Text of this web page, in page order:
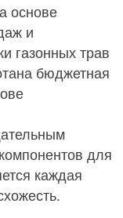
основе
и
газонных трав
бюджетная
для
каждая